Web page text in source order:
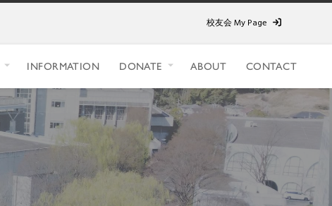
校友会 My Page
INFORMATION DONATE ABOUT CONTACT